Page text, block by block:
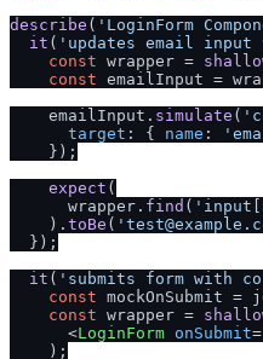
describe ( 'LoginForm
it ( 'updates email input
const wrapper =
const emailInput =
    emailInput.
simulate (
target : { name :
    });
expect (
      wrapper.
find (
    ).
toBe (
  });
it ( 'submits form with
const mockOnSubmit =
const wrapper =
<LoginForm onSubmit=
    );